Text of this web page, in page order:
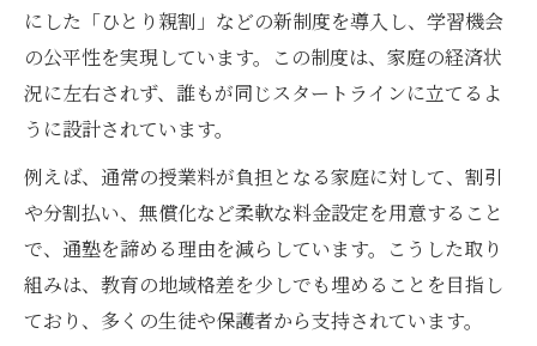
にした「ひとり親割」などの新制度を導入し、学習機会
の公平性を実現しています。この制度は、家庭の経済状
況に左右されず、誰もが同じスタートラインに立てるよ
うに設計されています。
例えば、通常の授業料が負担となる家庭に対して、割引
や分割払い、無償化など柔軟な料金設定を用意すること
で、通塾を諦める理由を減らしています。こうした取り
組みは、教育の地域格差を少しでも埋めることを目指し
ており、多くの生徒や保護者から支持されています。